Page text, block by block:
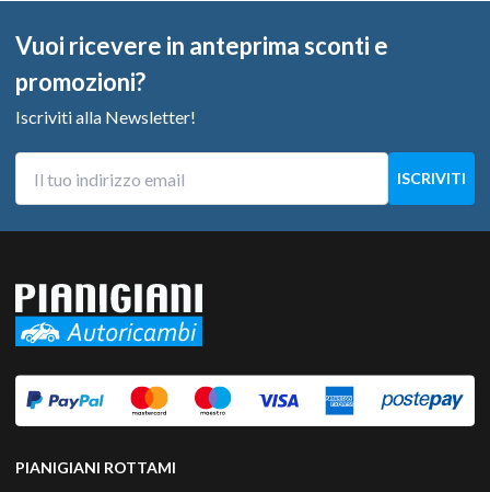
Vuoi ricevere in anteprima sconti e
promozioni?
Iscriviti alla Newsletter!
PIANIGIANI ROTTAMI